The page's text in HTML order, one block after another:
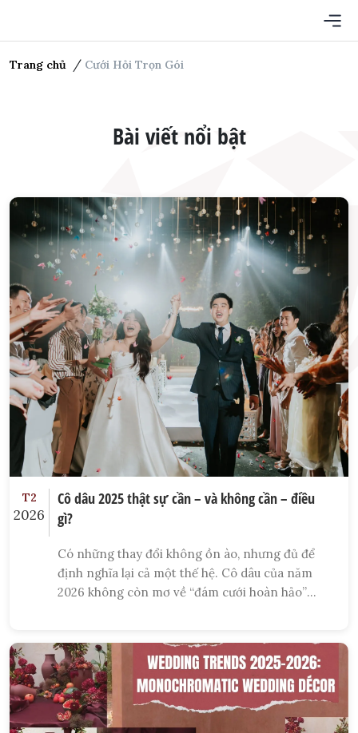
CHUYÊN MỤC
VÁY CƯỚI MAKE UP CƯỚI
TUẦN TRĂNG MẬT
Trang chủ Cưới Hỏi Trọn Gói
Bài viết nổi bật
T2
2026
Cô dâu 2025 thật sự cần – và không cần – điều
gì?
Có những thay đổi không ồn ào, nhưng đủ để
định nghĩa lại cả một thế hệ. Cô dâu của năm
2026 không còn mơ về “đám cưới hoàn hảo”
ngắm, mà để cảm.